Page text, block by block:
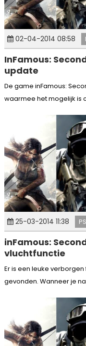
02-04-2014 08:58
InFamous:
update
De game inFamous:
waarmee het mogelijk is
25-03-2014 11:38
inFamous:
vluchtfunctie
Er is een leuke
gevonden. Wanneer je